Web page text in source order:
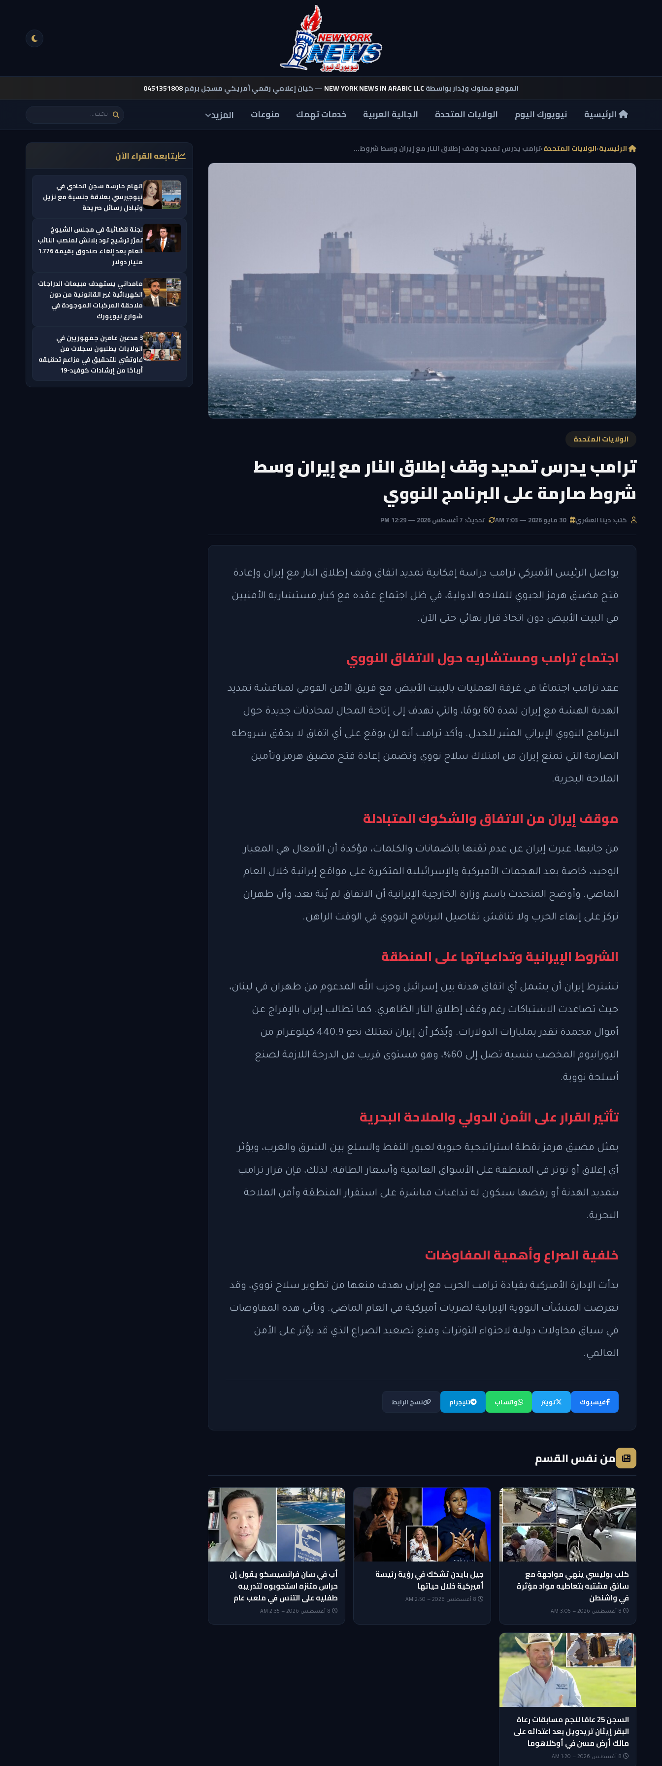
الموقع مملوك ويُدار بواسطةNEW YORK NEWS IN ARABIC LLC— كيان إعلامي رقمي أمريكي مسجل برقم0451351808
الرئيسية نيويورك اليوم الولايات المتحدة الجالية العربية خدمات تهمك منوعات المزيد
الرئيسية›الولايات المتحدة›ترامب يدرس تمديد وقف إطلاق النار مع إيران وسط شروط...
الولايات المتحدة
ترامب يدرس تمديد وقف إطلاق النار مع إيران وسط
شروط صارمة على البرنامج النووي
كتب: دينا العشري 30 مايو 2026 — 7:03 AM تحديث: 7 أغسطس 2026 — 12:29 PM
يواصل الرئيس الأميركي ترامب دراسة إمكانية تمديد اتفاق وقف إطلاق النار مع إيران وإعادة
فتح مضيق هرمز الحيوي للملاحة الدولية، في ظل اجتماع عقده مع كبار مستشاريه الأمنيين
في البيت الأبيض دون اتخاذ قرار نهائي حتى الآن.
اجتماع ترامب ومستشاريه حول الاتفاق النووي
عقد ترامب اجتماعًا في غرفة العمليات بالبيت الأبيض مع فريق الأمن القومي لمناقشة تمديد
الهدنة الهشة مع إيران لمدة 60 يومًا، والتي تهدف إلى إتاحة المجال لمحادثات جديدة حول
البرنامج النووي الإيراني المثير للجدل. وأكد ترامب أنه لن يوقع على أي اتفاق لا يحقق شروطه
الصارمة التي تمنع إيران من امتلاك سلاح نووي وتضمن إعادة فتح مضيق هرمز وتأمين
الملاحة البحرية.
موقف إيران من الاتفاق والشكوك المتبادلة
من جانبها، عبرت إيران عن عدم ثقتها بالضمانات والكلمات، مؤكدة أن الأفعال هي المعيار
الوحيد، خاصة بعد الهجمات الأميركية والإسرائيلية المتكررة على مواقع إيرانية خلال العام
الماضي. وأوضح المتحدث باسم وزارة الخارجية الإيرانية أن الاتفاق لم يُنهَ بعد، وأن طهران
تركز على إنهاء الحرب ولا تناقش تفاصيل البرنامج النووي في الوقت الراهن.
الشروط الإيرانية وتداعياتها على المنطقة
تشترط إيران أن يشمل أي اتفاق هدنة بين إسرائيل وحزب الله المدعوم من طهران في لبنان،
حيث تصاعدت الاشتباكات رغم وقف إطلاق النار الظاهري. كما تطالب إيران بالإفراج عن
أموال مجمدة تقدر بمليارات الدولارات. ويُذكر أن إيران تمتلك نحو 440.9 كيلوغرام من
اليورانيوم المخصب بنسبة تصل إلى 60%، وهو مستوى قريب من الدرجة اللازمة لصنع
أسلحة نووية.
تأثير القرار على الأمن الدولي والملاحة البحرية
يمثل مضيق هرمز نقطة استراتيجية حيوية لعبور النفط والسلع بين الشرق والغرب، ويؤثر
أي إغلاق أو توتر في المنطقة على الأسواق العالمية وأسعار الطاقة. لذلك، فإن قرار ترامب
بتمديد الهدنة أو رفضها سيكون له تداعيات مباشرة على استقرار المنطقة وأمن الملاحة
البحرية.
خلفية الصراع وأهمية المفاوضات
بدأت الإدارة الأميركية بقيادة ترامب الحرب مع إيران بهدف منعها من تطوير سلاح نووي، وقد
تعرضت المنشآت النووية الإيرانية لضربات أميركية في العام الماضي. وتأتي هذه المفاوضات
في سياق محاولات دولية لاحتواء التوترات ومنع تصعيد الصراع الذي قد يؤثر على الأمن
العالمي.
فيسبوك تويتر واتساب تليجرام نسخ الرابط
من نفس القسم
كلب بوليسي ينهي مواجهة مع
سائق مشتبه بتعاطيه مواد مؤثرة
في واشنطن
جيل بايدن تشكك في رؤية رئيسة
أميركية خلال حياتها
أب في سان فرانسيسكو يقول إن
حراس متنزه استجوبوه لتدريبه
طفليه على التنس في ملعب عام
8 أغسطس 2026 — 2:35 AM
السجن 25 عامًا لنجم مسابقات رعاة
البقر إيثان تريدويل بعد اعتدائه على
مالك أرض مسن في أوكلاهوما
يتابعه القراء الآن
اتهام حارسة سجن اتحادي في
نيوجيرسي بعلاقة جنسية مع نزيل
وتبادل رسائل صريحة
لجنة قضائية في مجلس الشيوخ
تمرّر ترشيح تود بلانش لمنصب النائب
العام بعد إلغاء صندوق بقيمة 1.776
مليار دولار
مامداني يستهدف مبيعات الدراجات
الكهربائية غير القانونية من دون
ملاحقة المركبات الموجودة في
شوارع نيويورك
3 مدعين عامين جمهوريين في
الولايات يطلبون سجلات من
فاوتشي للتحقيق في مزاعم تحقيقه
أرباحًا من إرشادات كوفيد-19